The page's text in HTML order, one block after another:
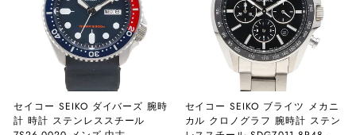
セイコー SEIKO ダイバーズ 腕時
計 時計 ステンレススチール
セイコー SEIKO ブライツ メカニ
カル クロノグラフ 腕時計 ステン